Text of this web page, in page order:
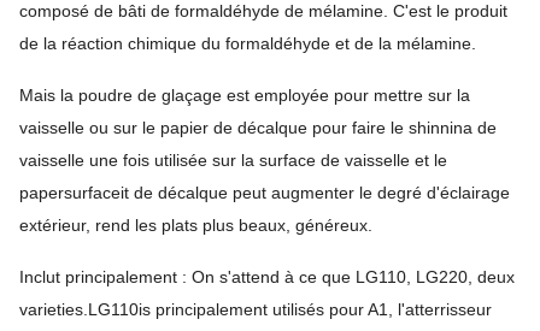
composé de bâti de formaldéhyde de mélamine. C'est le produit
de la réaction chimique du formaldéhyde et de la mélamine.
Mais la poudre de glaçage est employée pour mettre sur la
vaisselle ou sur le papier de décalque pour faire le shinnina de
vaisselle une fois utilisée sur la surface de vaisselle et le
papersurfaceit de décalque peut augmenter le degré d'éclairage
extérieur, rend les plats plus beaux, généreux.
Inclut principalement : On s'attend à ce que LG110, LG220, deux
varieties.LG110is principalement utilisés pour A1, l'atterrisseur